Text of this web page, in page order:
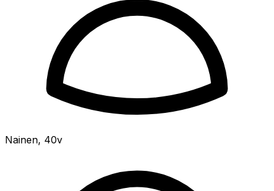
Nainen, 40v